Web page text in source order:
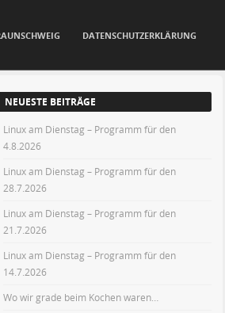
DATENSCHUTZERKLÄRUNG
NEUESTE BEITRÄGE
Linux am Dienstag – Programm für den
4.8.2026
Linux am Dienstag – Programm für den
28.7.2026
Linux am Dienstag – Programm für den
21.7.2026
Linux am Dienstag – Programm für den
14.7.2026
Wo wir grade beim Kochen waren…